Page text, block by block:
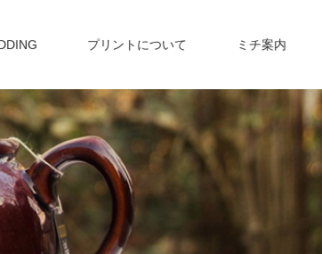
プリントについて ミチ案内